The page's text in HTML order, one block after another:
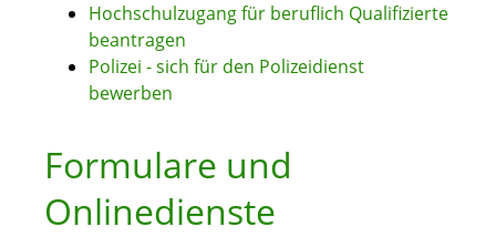
Hochschulzugang für beruflich Qualifizierte
beantragen
Polizei - sich für den Polizeidienst
bewerben
Formulare und
Onlinedienste